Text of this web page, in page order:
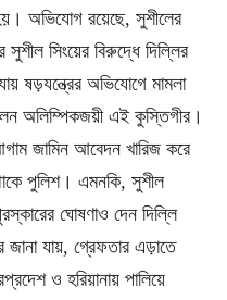
অভিযোগ রয়েছে, সুশীলের
সিংয়ের বিরুদ্ধে দিল্লির
ষড়যন্ত্রের অভিযোগে মামলা
অলিম্পিকজয়ী এই কুস্তিগীর।
জামিন আবেদন খারিজ করে
পুলিশ। এমনকি, সুশীল
ঘোষণাও দেন দিল্লি
যায়, গ্রেফতার এড়াতে
ও হরিয়ানায় পালিয়ে